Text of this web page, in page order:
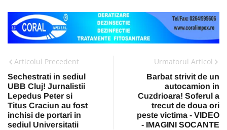
Articolul Precedent
Sechestrati in sediul
UBB Cluj! Jurnalistii
Lepedus Peter si
Titus Craciun au fost
inchisi de portari in
sediul Universitatii
Urmatorul Articol
Barbat strivit de un
autocamion in
Cuzdrioara! Soferul a
trecut de doua ori
peste victima - VIDEO
- IMAGINI SOCANTE